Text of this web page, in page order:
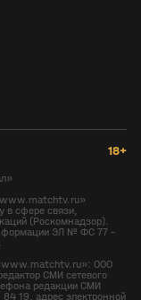
18+
в сфере связи,
(Роскомнадзор).
ЭЛ № ФС 77 -
«www.matchtv.ru»: ООО
СМИ сетевого
редакции СМИ
19, адрес электронной